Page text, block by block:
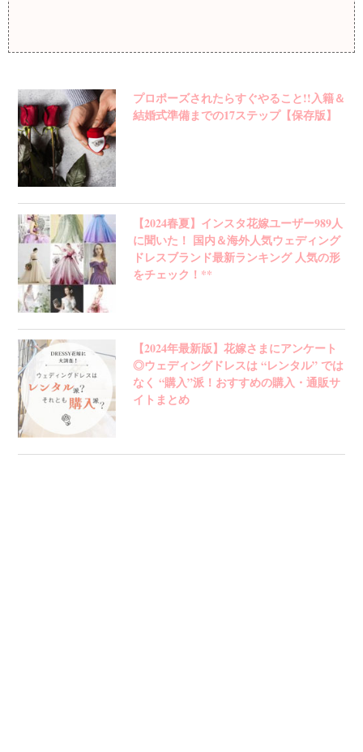
プロポーズされたらすぐやること!!入籍＆
結婚式準備までの17ステップ【保存版】
【2024春夏】インスタ花嫁ユーザー989人
に聞いた！ 国内＆海外人気ウェディング
ドレスブランド最新ランキング 人気の形
をチェック！**
【2024年最新版】花嫁さまにアンケート
◎ウェディングドレスは “レンタル” では
なく “購入”派！おすすめの購入・通販サ
イトまとめ